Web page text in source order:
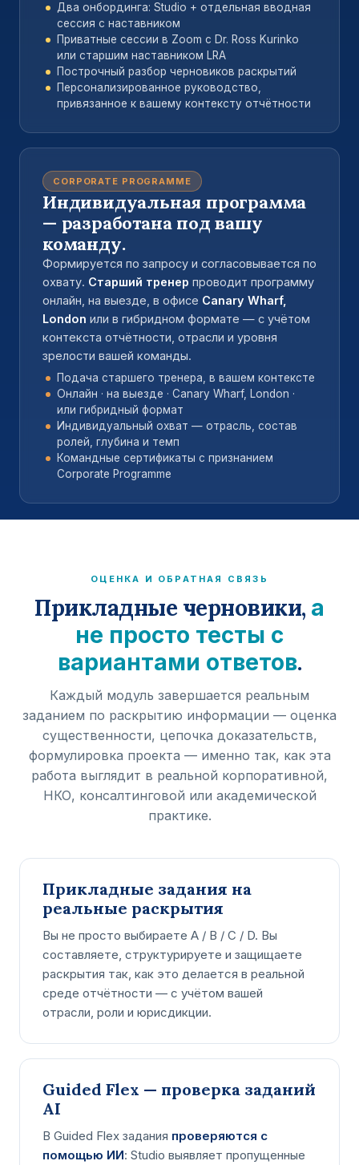
Два онбординга: Studio + отдельная вводная
сессия с наставником
Приватные сессии в Zoom с Dr. Ross Kurinko
или старшим наставником LRA
Построчный разбор черновиков раскрытий
Персонализированное руководство,
привязанное к вашему контексту отчётности
CORPORATE PROGRAMME
Индивидуальная программа
— разработана под вашу
команду.
Формируется по запросу и согласовывается по
охвату. Старший тренер проводит программу
онлайн, на выезде, в офисе Canary Wharf,
London или в гибридном формате — с учётом
контекста отчётности, отрасли и уровня
зрелости вашей команды.
Подача старшего тренера, в вашем контексте
Онлайн · на выезде · Canary Wharf, London ·
или гибридный формат
Индивидуальный охват — отрасль, состав
ролей, глубина и темп
Командные сертификаты с признанием
Corporate Programme
ОЦЕНКА И ОБРАТНАЯ СВЯЗЬ
Прикладные черновики, а
не просто тесты с
вариантами ответов.
Каждый модуль завершается реальным
заданием по раскрытию информации — оценка
существенности, цепочка доказательств,
формулировка проекта — именно так, как эта
работа выглядит в реальной корпоративной,
НКО, консалтинговой или академической
практике.
Прикладные задания на
реальные раскрытия
Вы не просто выбираете A / B / C / D. Вы
составляете, структурируете и защищаете
раскрытия так, как это делается в реальной
среде отчётности — с учётом вашей
отрасли, роли и юрисдикции.
Guided Flex — проверка заданий
AI
В Guided Flex задания проверяются с
помощью ИИ: Studio выявляет пропущенные